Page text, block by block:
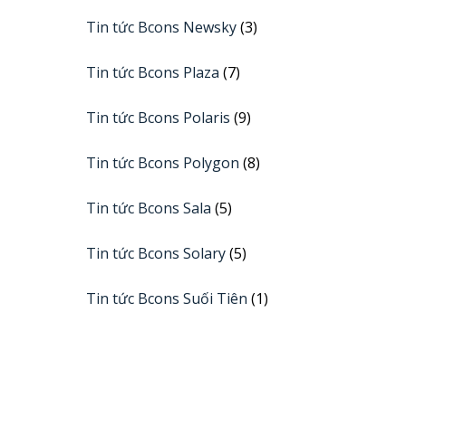
Tin tức Bcons Newsky(3)
Tin tức Bcons Plaza (7)
Tin tức Bcons Polaris (9)
Tin tức Bcons Polygon (8)
Tin tức Bcons Sala (5)
Tin tức Bcons Solary(5)
Tin tức Bcons Suối Tiên (1)